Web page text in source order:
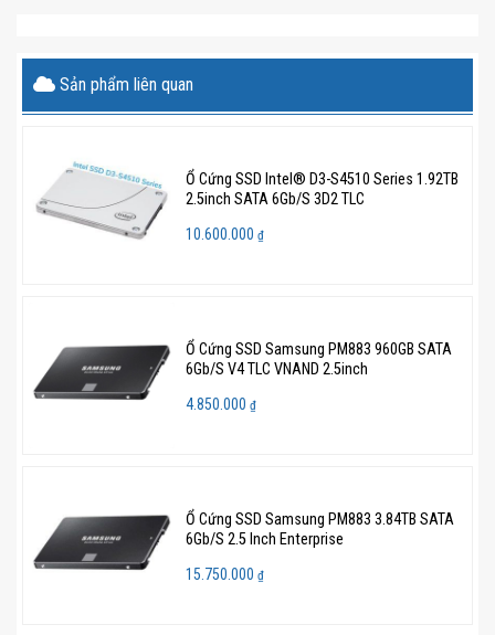
Sản phẩm liên quan
Ổ Cứng SSD Intel® D3-S4510 Series 1.92TB
2.5inch SATA 6Gb/S 3D2 TLC
10.600.000 ₫
Ổ Cứng SSD Samsung PM883 960GB SATA
6Gb/S V4 TLC VNAND 2.5inch
4.850.000 ₫
Ổ Cứng SSD Samsung PM883 3.84TB SATA
6Gb/S 2.5 Inch Enterprise
15.750.000 ₫